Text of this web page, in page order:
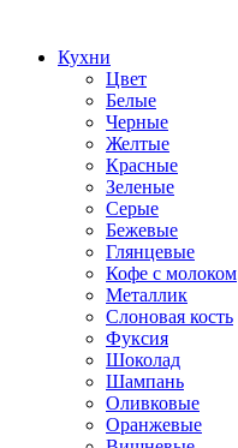
Кухни
Цвет
Белые
Черные
Желтые
Красные
Зеленые
Серые
Бежевые
Глянцевые
Кофе с молоком
Металлик
Слоновая кость
Фуксия
Шоколад
Шампань
Оливковые
Оранжевые